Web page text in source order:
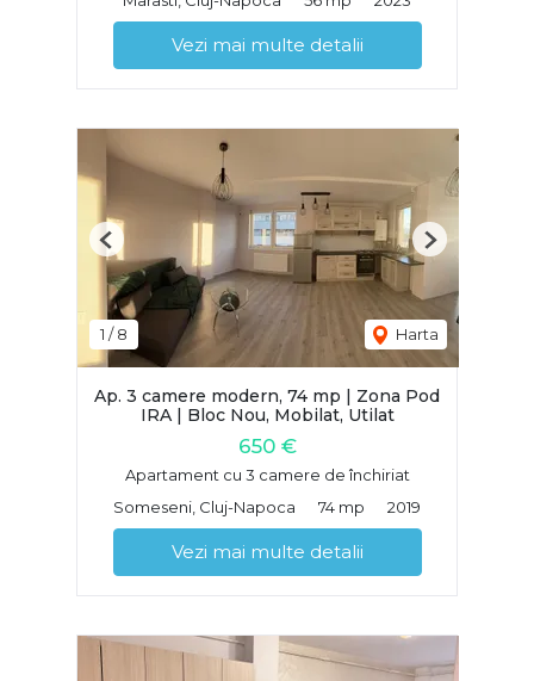
Vezi mai multe detalii
1 /8 Harta
Previous Next
Ap. 3 camere modern, 74 mp | Zona Pod
IRA | Bloc Nou, Mobilat, Utilat
650 €
Apartament cu 3 camere de închiriat
Someseni, Cluj-Napoca
74 mp 2019
Vezi mai multe detalii